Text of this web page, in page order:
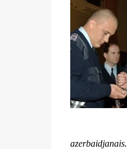
azerbaidjanais.